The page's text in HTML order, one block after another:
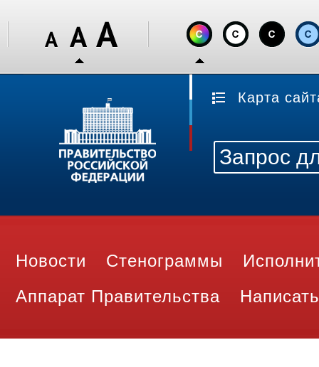
Карта
Новости Стенограммы
Аппарат Правительства